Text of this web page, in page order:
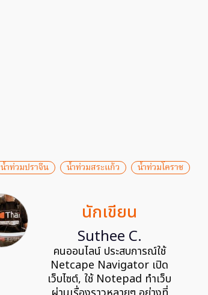
น้ำท่วมปราจีน น้ำท่วมสระแก้ว น้ำท่วมโคราช
นักเขียน
Suthee C.
คนออนไลน์ ประสบการณ์ใช้
Netcape Navigator เปิด
เว็บไซต์, ใช้ Notepad ทำเว็บ